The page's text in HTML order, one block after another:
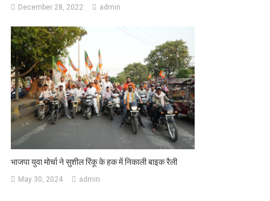
December 28, 2022 admin
भाजपा युवा मोर्चा ने सुशील रिंकू के हक में निकाली बाइक रैली
May 30, 2024 admin